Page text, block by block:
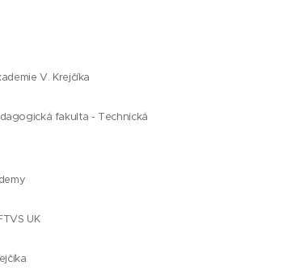
V. Krejčíka
fakulta - Technická
UK